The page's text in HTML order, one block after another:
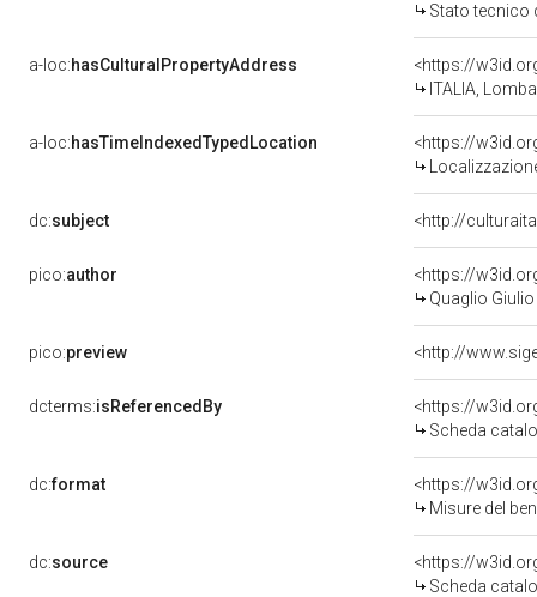
Stato tecnico
a-loc:hasCulturalPropertyAddress
<https://
ITALIA,
a-loc:hasTimeIndexedTypedLocation
<https://
dc:subject <http://
pico:author
<https://
Quaglio
pico:preview
dcterms:isReferencedBy
<https://
Scheda
dc:format
<https://
Misure del
dc:source
<https://
Scheda